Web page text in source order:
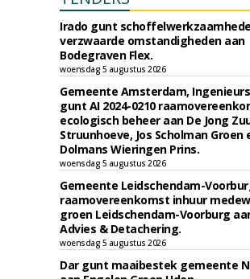
Irado gunt
verzwaarde omstandigheden aan
Bodegraven Flex.
woensdag 5 augustus 2026
Gemeente Amsterdam,
gunt AI 2024-0210
ecologisch beheer aan De Jong
Struunhoeve, Jos Scholman Groen
Dolmans Wieringen Prins.
woensdag 5 augustus 2026
Gemeente Leidschendam-
raamovereenkomst inhuur
groen Leidschendam-Voorburg
Advies & Detachering.
woensdag 5 augustus 2026
Dar gunt maaibestek gemeente